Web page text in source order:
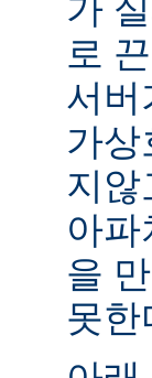
가
로
서버
가상
지않
아
을
못한